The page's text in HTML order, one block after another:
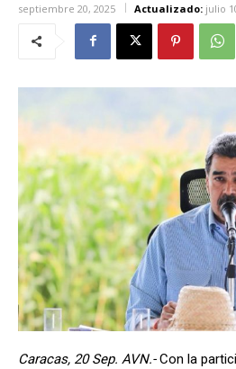
septiembre 20, 2025 Actualizado: julio
Caracas, 20 Sep. AVN.-Con la